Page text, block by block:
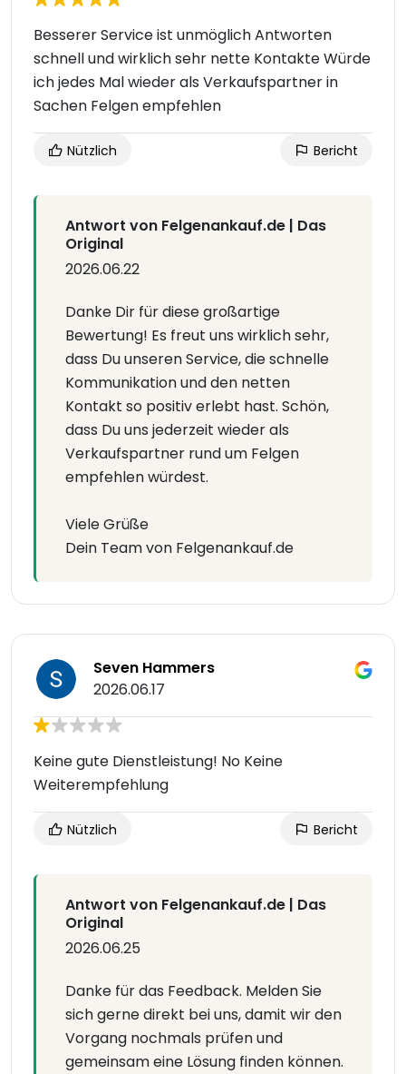
Besserer Service ist unmöglich Antworten
schnell und wirklich sehr nette Kontakte Würde
ich jedes Mal wieder als Verkaufspartner in
Sachen Felgen empfehlen
Nützlich Bericht
Antwort von Felgenankauf.de | Das
Original
2026.06.22
Danke Dir für diese großartige
Bewertung! Es freut uns wirklich sehr,
dass Du unseren Service, die schnelle
Kommunikation und den netten
Kontakt so positiv erlebt hast. Schön,
dass Du uns jederzeit wieder als
Verkaufspartner rund um Felgen
empfehlen würdest.
Viele Grüße
Dein Team von Felgenankauf.de
Seven Hammers
2026.06.17
Keine gute Dienstleistung! No Keine
Weiterempfehlung
Nützlich Bericht
Antwort von Felgenankauf.de | Das
Original
2026.06.25
Danke für das Feedback. Melden Sie
sich gerne direkt bei uns, damit wir den
Vorgang nochmals prüfen und
gemeinsam eine Lösung finden können.